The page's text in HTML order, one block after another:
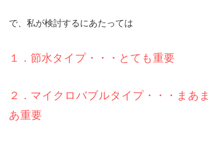
で、私が検討するにあたっては
１．節水タイプ・・・とても重要
２．マイクロバブルタイプ・・・まあま
あ重要